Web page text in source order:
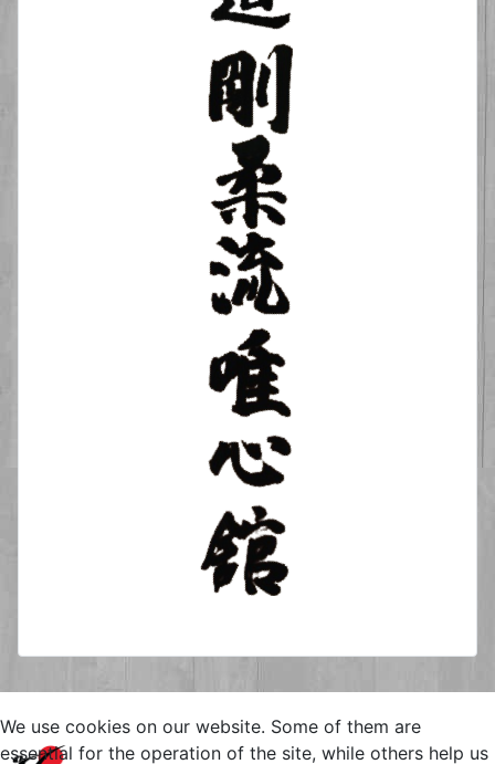
Copyright © 2026 Yuishinkan
We use cookies on our website. Some of them are
essential for the operation of the site, while others help us